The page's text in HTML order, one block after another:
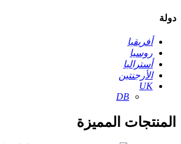
دولة
أفريقيا
روسيا
أستراليا
الأرجنتين
UK
DB
المنتجات المميزة